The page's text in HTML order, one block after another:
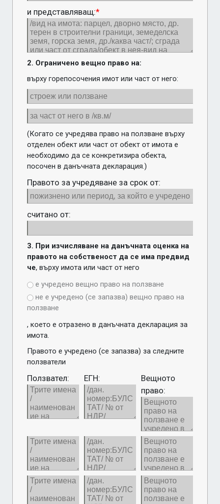
и представляващ:*
2. Ограничено вещно право на:
върху горепосочения имот или част от него:
(Когато се учредява право на ползване върху
отделен обект или част от обект от имота е
необходимо да се конкретизира обекта,
посочен в данъчната декларация.)
Правото за учредяване за срок от:
считано от:
3. При изчисляване на данъчната оценка на
правото на собственост да се има предвид
че, върху имота или част от него
е учредено вещно право на ползване
не е учредено (се запазва) вещно право на
ползване
, което е отразено в данъчната декларация за
имота.
Правото е учредено (се запазва) за следните
ползватели
Ползвател: ЕГН:
Вещното
право: